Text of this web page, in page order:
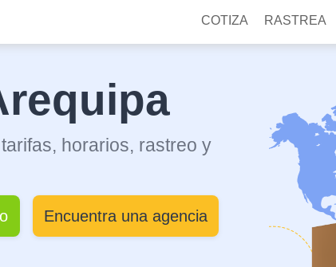
COTIZA RASTREA
horarios, rastreo y
Encuentra una agencia